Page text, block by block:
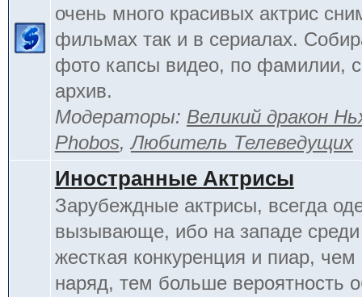
очень много красивых актрис
фильмах так и в сериалах.
фото капсы видео, по фамилии,
архив.
Модераторы: Великий дракон
Phobos,Любитель Телеведущих
Иностранные Актрисы
Зарубеждные актрисы, всегда
вызывающе, ибо на западе среди
жесткая конкуренция и пиар, чем
наряд, тем больше вероятность